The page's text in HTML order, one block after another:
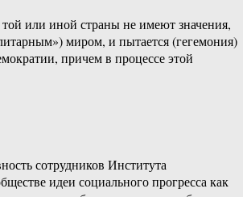
или иной страны не имеют значения,
миром, и пытается (гегемония)
причем в процессе этой
сотрудников Института
идеи социального прогресса как